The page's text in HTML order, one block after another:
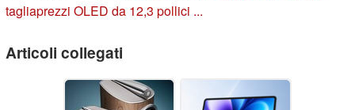
tagliaprezzi OLED da 12,3 pollici ...
Articoli collegati